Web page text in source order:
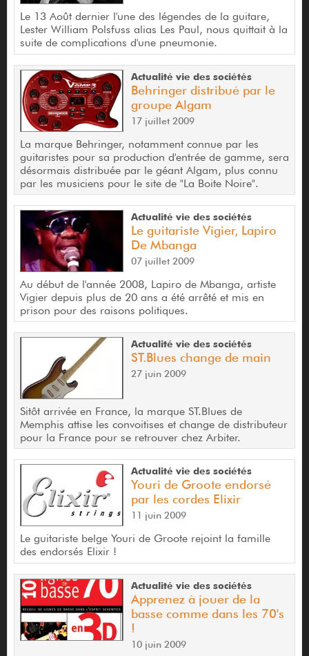
Le 13 Août dernier l'une des légendes de la guitare,
Lester William Polsfuss alias Les Paul, nous quittait à la
suite de complications d'une pneumonie.
Actualité vie des sociétés
Behringer distribué par le
groupe Algam
17 juillet 2009
La marque Behringer, notamment connue par les
guitaristes pour sa production d'entrée de gamme, sera
désormais distribuée par le géant Algam, plus connu
par les musiciens pour le site de "La Boite Noire".
Actualité vie des sociétés
Le guitariste Vigier, Lapiro
De Mbanga
07 juillet 2009
Au début de l'année 2008, Lapiro de Mbanga, artiste
Vigier depuis plus de 20 ans a été arrêté et mis en
prison pour des raisons politiques.
Actualité vie des sociétés
ST.Blues change de main
27 juin 2009
Sitôt arrivée en France, la marque ST.Blues de
Memphis attise les convoitises et change de distributeur
pour la France pour se retrouver chez Arbiter.
Actualité vie des sociétés
Youri de Groote endorsé
par les cordes Elixir
11 juin 2009
Le guitariste belge Youri de Groote rejoint la famille
des endorsés Elixir !
Actualité vie des sociétés
Apprenez à jouer de la
basse comme dans les 70's
!
10 juin 2009